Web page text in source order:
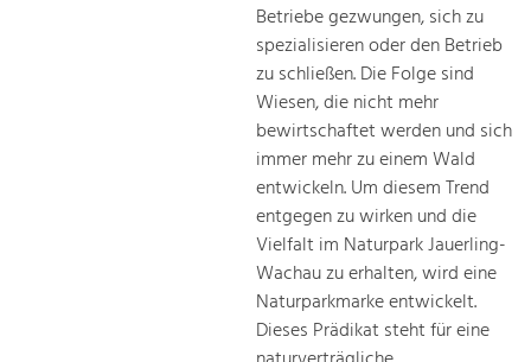
Betriebe gezwungen, sich zu
spezialisieren oder den Betrieb
zu schließen. Die Folge sind
Wiesen, die nicht mehr
bewirtschaftet werden und sich
immer mehr zu einem Wald
entwickeln. Um diesem Trend
entgegen zu wirken und die
Vielfalt im Naturpark Jauerling-
Wachau zu erhalten, wird eine
Naturparkmarke entwickelt.
Dieses Prädikat steht für eine